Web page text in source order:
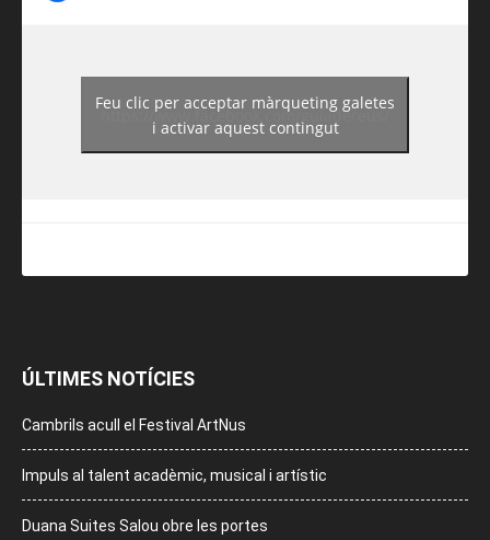
https://www.facebook.com/guiadereus/
Feu clic per acceptar màrqueting galetes
i activar aquest contingut
ÚLTIMES NOTÍCIES
Cambrils acull el Festival ArtNus
Impuls al talent acadèmic, musical i artístic
Duana Suites Salou obre les portes